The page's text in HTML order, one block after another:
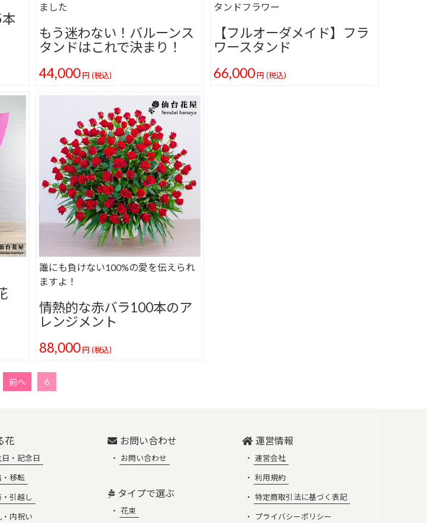
ました
もう迷わない！バルーンス
タンドはこれで決まり！
44,000円 (税込)
タンドフラワー
【フルオーダメイド】フラ
ワースタンド
66,000円 (税込)
誰にも負けない100%の愛を伝えられ
ますよ！
情熱的な赤バラ100本のア
レンジメント
88,000円 (税込)
前へ 6
花
・記念日
・移転
引越し
・内祝い
お問い合わせ
お問い合わせ
タイプで選ぶ
花束
運営情報
運営会社
利用規約
特定商取引法に基づく表記
プライバシーポリシー